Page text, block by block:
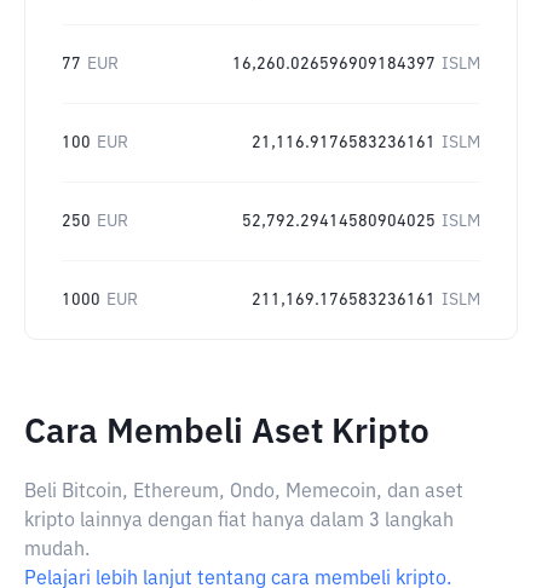
77 EUR 16,260.026596909184397 ISLM
100 EUR 21,116.9176583236161 ISLM
250 EUR 52,792.29414580904025 ISLM
1000 EUR 211,169.176583236161 ISLM
Cara Membeli Aset Kripto
Beli Bitcoin, Ethereum, Ondo, Memecoin, dan aset
kripto lainnya dengan fiat hanya dalam 3 langkah
mudah.
Pelajari lebih lanjut tentang cara membeli kripto.